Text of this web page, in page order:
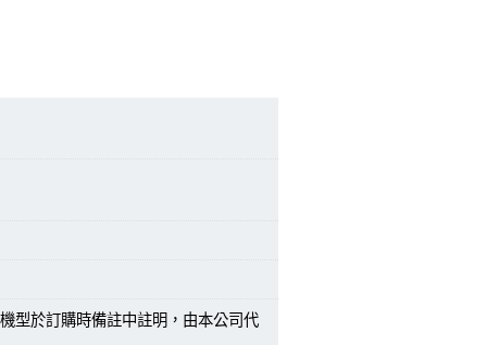
型於訂購時備註中註明，由本公司代